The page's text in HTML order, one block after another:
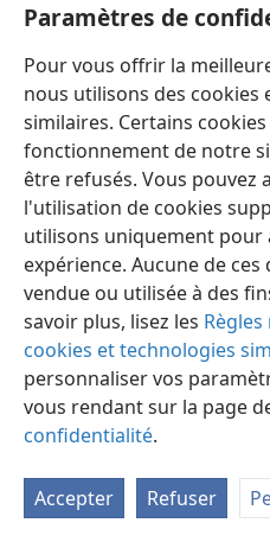
Paramètres de
Pour vous offrir la
nous utilisons des cookies
similaires. Certains
fonctionnement de notre
être refusés. Vous pouvez
l'utilisation de cookies
utilisons uniquement
expérience. Aucune de
vendue ou utilisée à des
savoir plus, lisez les
cookies et technologies
personnaliser vos
vous rendant sur la page
confidentialité.
Accepter Refuser
Français
Copyright © 2026 Watch Tower
Conditions d’utilisation
Paramètres de confidentialité